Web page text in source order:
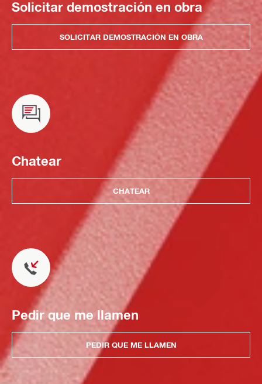
Solicitar demostración en obra
SOLICITAR DEMOSTRACIÓN EN OBRA
Chatear
CHATEAR
Pedir que me llamen
PEDIR QUE ME LLAMEN